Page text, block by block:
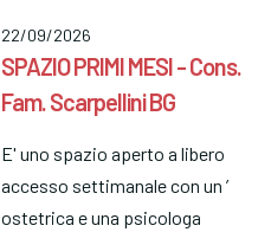
22/09/2026
SPAZIO PRIMI MESI - Cons.
Fam. Scarpellini BG
E' uno spazio aperto a libero
accesso settimanale con un ’
ostetrica e una psicologa